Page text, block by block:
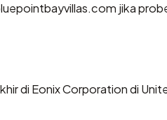
jika
di Eonix Corporation di